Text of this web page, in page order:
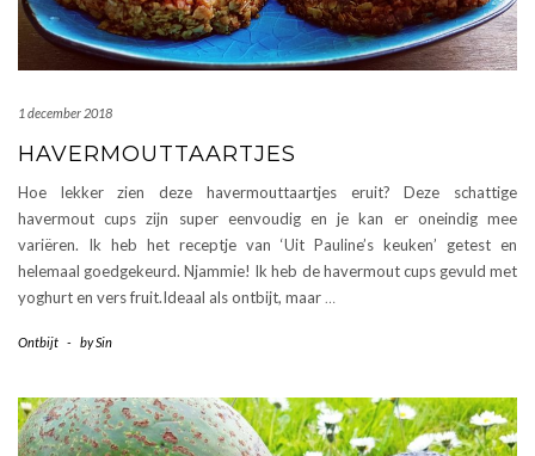
1 december 2018
HAVERMOUTTAARTJES
Hoe lekker zien deze havermouttaartjes eruit? Deze schattige
havermout cups zijn super eenvoudig en je kan er oneindig mee
variëren. Ik heb het receptje van ‘Uit Pauline’s keuken’ getest en
helemaal goedgekeurd. Njammie! Ik heb de havermout cups gevuld met
yoghurt en vers fruit.Ideaal als ontbijt, maar …
Ontbijt - bySin